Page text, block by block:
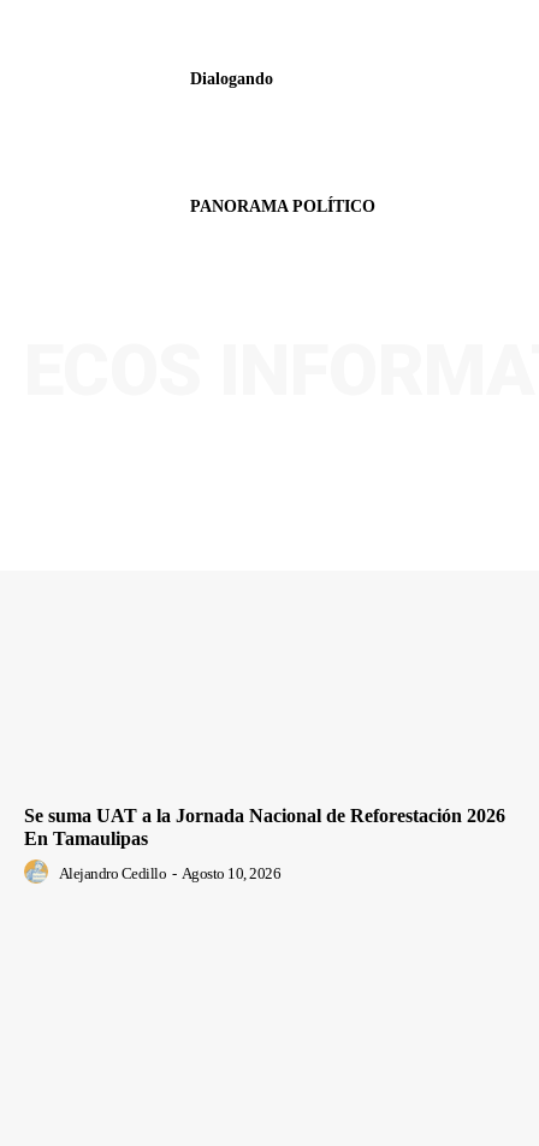
Dialogando
PANORAMA POLÍTICO
Se suma UAT a la Jornada Nacional de Reforestación 2026
En Tamaulipas
Alejandro Cedillo - Agosto 10, 2026